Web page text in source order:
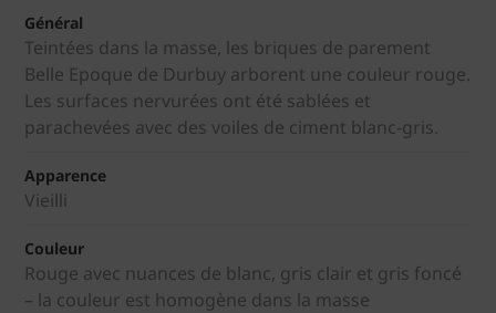
Général
Teintées dans la masse, les briques de parement
Belle Epoque de Durbuy arborent une couleur rouge.
Les surfaces nervurées ont été sablées et
parachevées avec des voiles de ciment blanc-gris.
Apparence
Vieilli
Couleur
Rouge avec nuances de blanc, gris clair et gris foncé
– la couleur est homogène dans la masse